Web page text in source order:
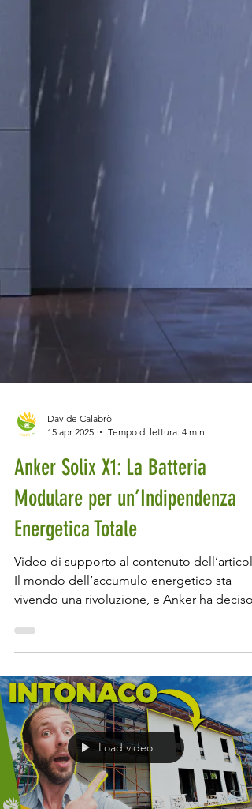
Davide Calabrò
15 apr 2025
Tempo di lettura: 4 min
Anker Solix X1: La Batteria
Modulare per un’Indipendenza
Energetica Totale
Video di supporto al contenuto
Il mondo dell’accumulo energetico sta
batteria di accumulo domestico che
promette modularità, efficienza e una
gestione intelligente dell’energi a. Dopo
quasi un anno dalla sua presentazione
ufficial e, abbiamo finalmente avuto
l’opportunità di testarla sul campo. Ma cosa
rende la Anker Solix X1 così speciale rispetto
Load video